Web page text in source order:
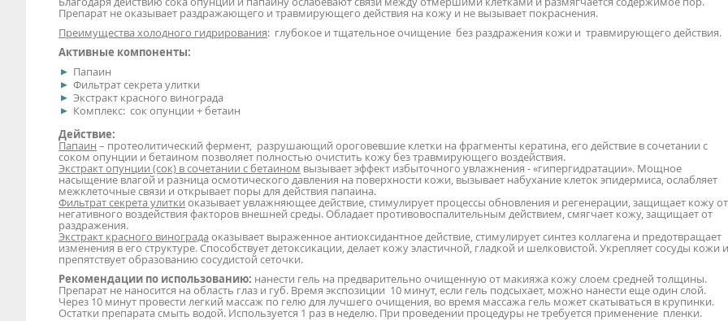
Препарат не оказывает раздражающего и травмирующего действия на кожу и не вызывает покраснения.
Преимущества холодного гидрирования: глубокое и тщательное очищение без раздражения кожи и травмирующего действия.
Активные компоненты:
Папаин
Фильтрат секрета улитки
Экстракт красного винограда
Комплекс: сок опунции + бетаин
Действие:
Папаин – протеолитический фермент, разрушающий ороговевшие клетки на фрагменты кератина, его действие в сочетании с
соком опунции и бетаином позволяет полностью очистить кожу без травмирующего воздействия.
Экстракт опунции (сок) в сочетании с бетаином вызывает эффект избыточного увлажнения - «гипергидратации». Мощное
насыщение влагой и разница осмотического давления на поверхности кожи, вызывает набухание клеток эпидермиса, ослабляет
межклеточные связи и открывает поры для действия папаина.
Фильтрат секрета улитки оказывает увлажняющее действие, стимулирует процессы обновления и регенерации, защищает кожу от
негативного воздействия факторов внешней среды. Обладает противовоспалительным действием, смягчает кожу, защищает от
раздражения.
Экстракт красного винограда оказывает выраженное антиоксидантное действие, стимулирует синтез коллагена и предотвращает
изменения в его структуре. Способствует детоксикации, делает кожу эластичной, гладкой и шелковистой. Укрепляет сосуды кожи и
препятствует образованию сосудистой сеточки.
Рекомендации по использованию: нанести гель на предварительно очищенную от макияжа кожу слоем средней толщины.
Препарат не наносится на область глаз и губ. Время экспозиции 10 минут, если гель подсыхает, можно нанести еще один слой.
Через 10 минут провести легкий массаж по гелю для лучшего очищения, во время массажа гель может скатываться в крупинки.
Остатки препарата смыть водой. Используется 1 раз в неделю. При проведении процедуры не требуется применение пленки.